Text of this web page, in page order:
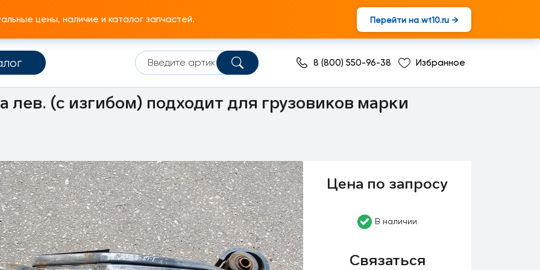
цены, наличие и каталог запчастей. Перейти на wt10.ru →
8 (800) 550-96-38 Избранное
лев. (с изгибом) подходит для грузовиков марки
Цена по запросу
В наличии
Связаться